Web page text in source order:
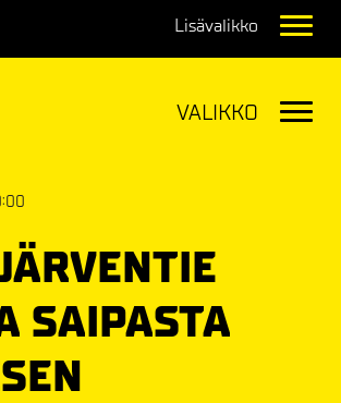
SAIPASTA